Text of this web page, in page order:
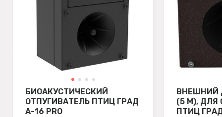
БИОАКУСТИЧЕСКИЙ
ОТПУГИВАТЕЛЬ ПТИЦ ГРАД
А-16 PRO
ВНЕШНИЙ
(5 М), ДЛЯ
ПТИЦ ГРАД